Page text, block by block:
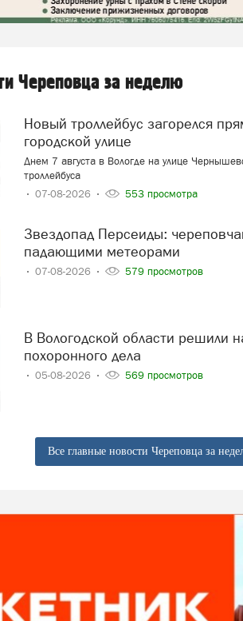
Череповца за неделю
Новый троллейбус загорелся прямо на оживленной
городской улице
Днем 7 августа в Вологде на улице
троллейбуса
07-08-2026
553 просмотра
Звездопад Персеиды: череповчане смогут наблюдать за
падающими метеорами
07-08-2026 579 просмотров
В Вологодской области решили навести порядок в сфере
похоронного дела
05-08-2026 569 просмотров
Все главные новости Череповца за